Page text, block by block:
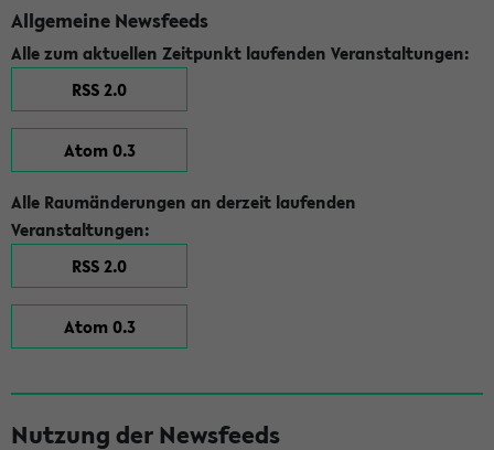
Allgemeine Newsfeeds
Alle zum aktuellen Zeitpunkt laufenden Veranstaltungen:
RSS 2.0
Atom 0.3
Alle Raumänderungen an derzeit laufenden
Veranstaltungen:
RSS 2.0
Atom 0.3
Nutzung der Newsfeeds